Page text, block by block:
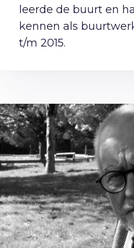
leerde de buurt en
kennen als
t/m 2015.